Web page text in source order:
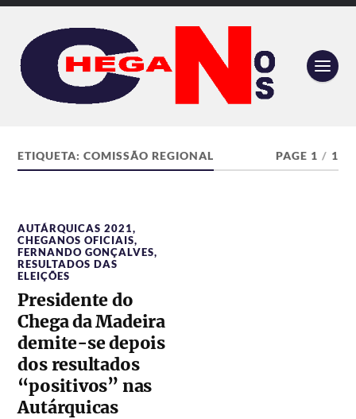
ETIQUETA:COMISSÃO REGIONAL PAGE 1 / 1
AUTÁRQUICAS 2021,
CHEGANOS OFICIAIS,
FERNANDO GONÇALVES,
RESULTADOS DAS
ELEIÇÕES
Presidente do
Chega da Madeira
demite-se depois
dos resultados
“positivos” nas
Autárquicas